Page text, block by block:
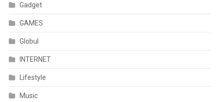
Gadget
GAMES
Globul
INTERNET
Lifestyle
Music